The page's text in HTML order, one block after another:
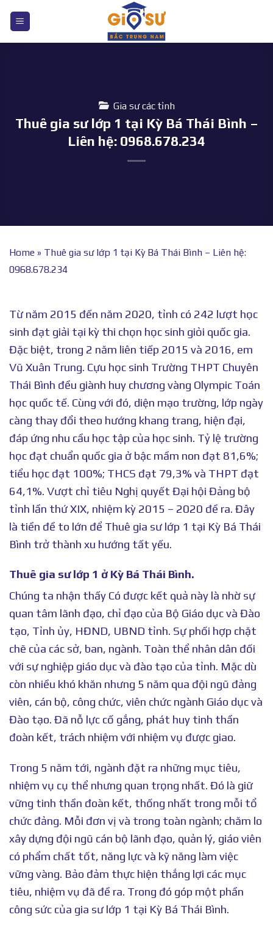
nội
Gia sư các tỉnh
Thuê gia sư lớp 1 tại Kỳ Bá Thái Bình –
Liên hệ: 0968.678.234
Home » Thuê gia sư lớp 1 tại Kỳ Bá Thái Bình – Liên hệ:
0968.678.234
Từ năm 2015 đến năm 2020, tỉnh có 242 lượt học
sinh đạt giải tại kỳ thi chọn học sinh giỏi quốc gia.
Đặc biệt, trong 2 năm liên tiếp 2015 và 2016, em
Vũ Xuân Trung. Cựu học sinh Trường THPT Chuyên
Thái Bình đều giành huy chương vàng Olympic Toán
học quốc tế. Cùng với đó, diện mạo trường, lớp ngày
càng thay đổi theo hướng khang trang, hiện đại,
đáp ứng nhu cầu học tập của học sinh. Tỷ lệ trường
học đạt chuẩn quốc gia ở bậc mầm non đạt 81,6%;
tiểu học đạt 100%; THCS đạt 79,3% và THPT đạt
64,1%. Vượt chỉ tiêu Nghị quyết Đại hội Đảng bộ
tỉnh lần thứ XIX, nhiệm kỳ 2015 – 2020 đề ra. Đây
là tiền đề to lớn để Thuê gia sư lớp 1 tại Kỳ Bá Thái
Bình trở thành xu hướng tất yếu.
Thuê gia sư lớp 1 ở Kỳ Bá Thái Bình.
Chúng ta nhận thấy Có được kết quả này là nhờ sự
quan tâm lãnh đạo, chỉ đạo của Bộ Giáo dục và Đào
tạo, Tỉnh ủy, HĐND, UBND tỉnh. Sự phối hợp chặt
chẽ của các sở, ban, ngành. Toàn thể nhân dân đối
với sự nghiệp giáo dục và đào tạo của tỉnh. Mặc dù
còn nhiều khó khăn nhưng 5 năm qua đội ngũ đảng
viên, cán bộ, công chức, viên chức ngành Giáo dục và
Đào tạo. Đã nỗ lực cố gắng, phát huy tinh thần
đoàn kết, trách nhiệm với nhiệm vụ được giao.
Trong 5 năm tới, ngành đặt ra những mục tiêu,
nhiệm vụ cụ thể nhưng quan trọng nhất. Đó là giữ
vững tinh thần đoàn kết, thống nhất trong mỗi tổ
chức đảng. Mỗi đơn vị và trong toàn ngành; chăm lo
xây dựng đội ngũ cán bộ lãnh đạo, quản lý, giáo viên
có phẩm chất tốt, năng lực và kỹ năng làm việc
vững vàng. Bảo đảm thực hiện thắng lợi các mục
tiêu, nhiệm vụ đã đề ra. Trong đó góp một phần
công sức của gia sư lớp 1 tại Kỳ Bá Thái Bình.